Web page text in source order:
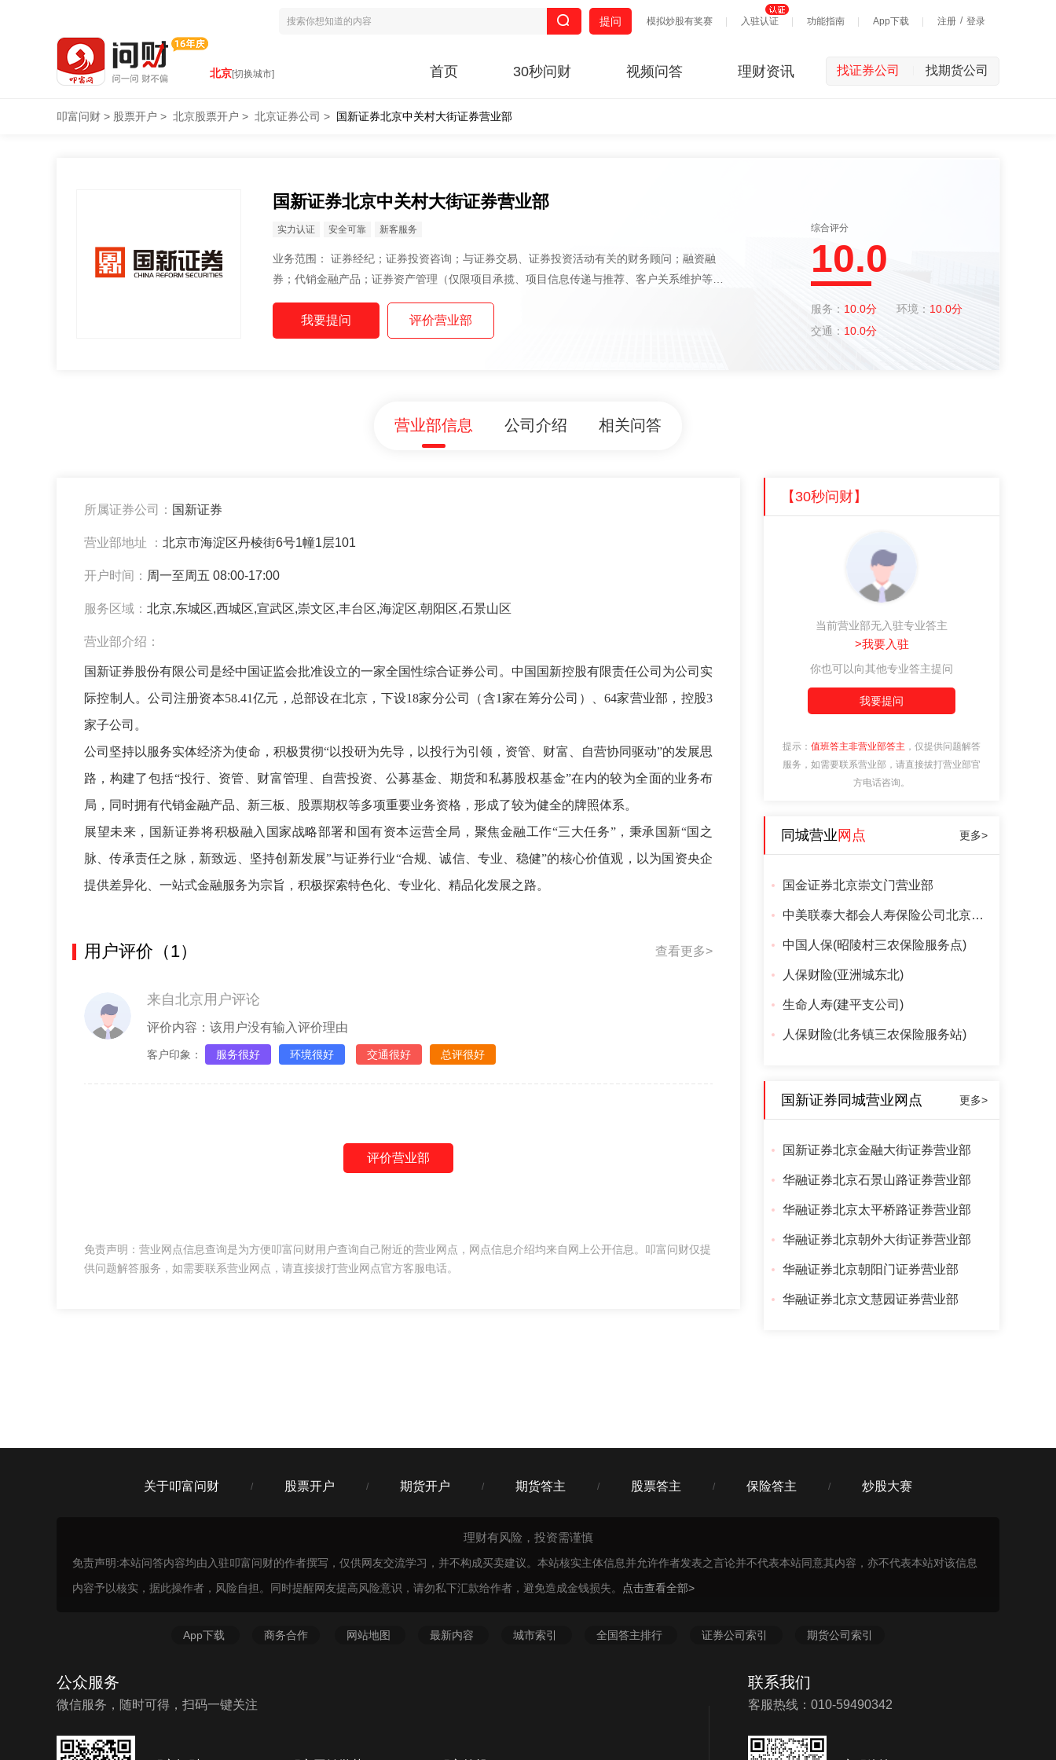
模拟炒股有奖赛 入驻认证 功能指南 App下载 注册 / 登录
提问
北京[切换城市] 首页 30秒问财 视频问答 理财资讯 找证券公司 找期货公司
叩富问财 > 股票开户 > 北京股票开户 > 北京证券公司 > 国新证券北京中关村大街证券营业部
国新证券北京中关村大街证券营业部
实力认证 安全可靠 新客服务
业务范围： 证券经纪；证券投资咨询；与证券交易、证券投资活动有关的财务顾问；融资融
券；代销金融产品；证券资产管理（仅限项目承揽、项目信息传递与推荐、客户关系维护等辅
作）；证券投资基金销售。（企业依法自主选择经营项目，开展经营活动；依法须经批准的项
目，经相关部门批准后依批准的内容开展经营活动；不得从事本市产业政策禁止和限制类项...
综合评分
10.0
服务： 10.0分 环境： 10.0分
交通： 10.0分
营业部信息 公司介绍 相关问答
所属证券公司： 国新证券
营业部地址 ： 北京市海淀区丹棱街6号1幢1层101
开户时间： 周一至周五 08:00-17:00
服务区域： 北京,东城区,西城区,宣武区,崇文区,丰台区,海淀区,朝阳区,石景山区
营业部介绍：
国新证券股份有限公司是经中国证监会批准设立的一家全国性综合证券公司。中国国新控股有限责任公司为公司实
际控制人。公司注册资本58.41亿元，总部设在北京，下设18家分公司（含1家在筹分公司）、64家营业部，控股3
家子公司。
公司坚持以服务实体经济为使命，积极贯彻“以投研为先导，以投行为引领，资管、财富、自营协同驱动”的发展思
路，构建了包括“投行、资管、财富管理、自营投资、公募基金、期货和私募股权基金”在内的较为全面的业务布
局，同时拥有代销金融产品、新三板、股票期权等多项重要业务资格，形成了较为健全的牌照体系。
展望未来，国新证券将积极融入国家战略部署和国有资本运营全局，聚焦金融工作“三大任务”，秉承国新“国之
脉、传承责任之脉，新致远、坚持创新发展”与证券行业“合规、诚信、专业、稳健”的核心价值观，以为国资央企
提供差异化、一站式金融服务为宗旨，积极探索特色化、专业化、精品化发展之路。
用户评价（1） 查看更多>
来自北京用户评论
评价内容：该用户没有输入评价理由
客户印象： 服务很好 环境很好 交通很好 总评很好
评价营业部
免责声明：营业网点信息查询是为方便叩富问财用户查询自己附近的营业网点，网点信息介绍均来自网上公开信息。叩富问财仅提
供问题解答服务，如需要联系营业网点，请直接拔打营业网点官方客服电话。
【30秒问财】
当前营业部无入驻专业答主
>我要入驻
你也可以向其他专业答主提问
我要提问
提示： 值班答主非营业部答主 ，仅提供问题解答
服务，如需要联系营业部，请直接拔打营业部官
方电话咨询。
同城营业 网点 更多>
国金证券北京崇文门营业部
中美联泰大都会人寿保险公司北京分公司
中国人保(昭陵村三农保险服务点)
人保财险(亚洲城东北)
生命人寿(建平支公司)
人保财险(北务镇三农保险服务站)
国新证券同城营业网点 更多>
国新证券北京金融大街证券营业部
华融证券北京石景山路证券营业部
华融证券北京太平桥路证券营业部
华融证券北京朝外大街证券营业部
华融证券北京朝阳门证券营业部
华融证券北京文慧园证券营业部
关于叩富问财 / 股票开户 / 期货开户 / 期货答主 / 股票答主 / 保险答主 / 炒股大赛
理财有风险，投资需谨慎
免责声明:本站问答内容均由入驻叩富问财的作者撰写，仅供网友交流学习，并不构成买卖建议。本站核实主体信息并允许作者发表之言论并不代表本站同意其内容，亦不代表本站对该信息
内容予以核实，据此操作者，风险自担。同时提醒网友提高风险意识，请勿私下汇款给作者，避免造成金钱损失。
点击查看全部>
App下载 商务合作 网站地图 最新内容 城市索引 全国答主排行 证券公司索引 期货公司索引
公众服务
微信服务，随时可得，扫码一键关注
联系我们
客服热线：010-59490342